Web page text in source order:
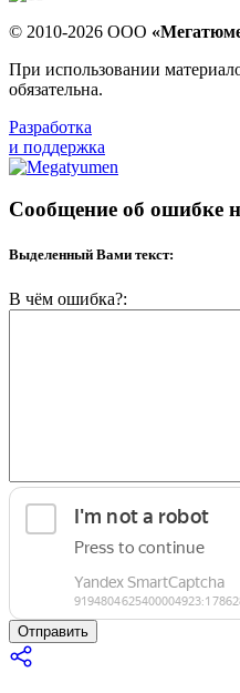
© 2010-2026 ООО
При использовании
обязательна.
Разработка
и поддержка
Сообщение об ошибке
Выделенный Вами текст:
В чём ошибка?:
Отправить